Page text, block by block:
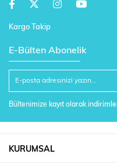
Kargo Takip
E-Bülten Abonelik
Bültenimize kayıt olarak
KURUMSAL